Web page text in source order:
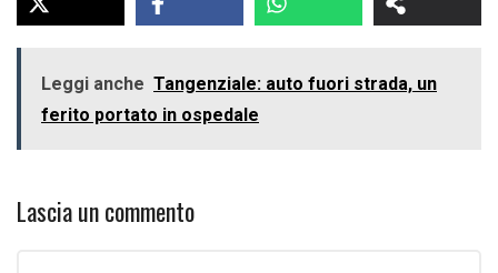
Leggi anche Tangenziale: auto fuori strada, un
ferito portato in ospedale
Lascia un commento